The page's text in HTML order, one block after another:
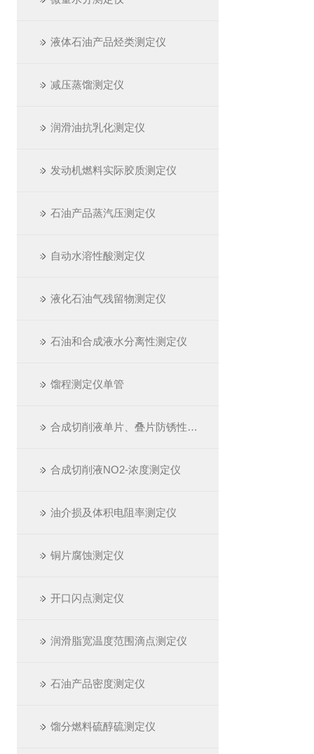
液体石油产品烃类测定仪
减压蒸馏测定仪
润滑油抗乳化测定仪
发动机燃料实际胶质测定仪
石油产品蒸汽压测定仪
自动水溶性酸测定仪
液化石油气残留物测定仪
石油和合成液水分离性测定仪
馏程测定仪单管
合成切削液单片、叠片防锈性测定仪
合成切削液NO2-浓度测定仪
油介损及体积电阻率测定仪
铜片腐蚀测定仪
开口闪点测定仪
润滑脂宽温度范围滴点测定仪
石油产品密度测定仪
馏分燃料硫醇硫测定仪